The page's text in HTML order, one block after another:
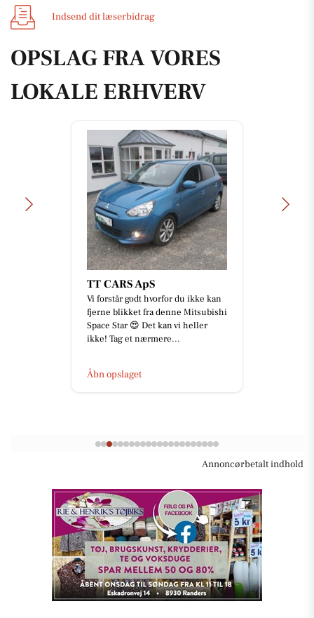
Indsend dit læserbidrag
OPSLAG FRA VORES
LOKALE ERHVERV
TT CARS ApS
Vi forstår godt hvorfor du ikke kan
fjerne blikket fra denne Mitsubishi
Space Star 😍 Det kan vi heller
ikke! Tag et nærmere...
Åbn opslaget
Annoncørbetalt indhold